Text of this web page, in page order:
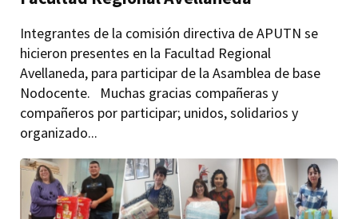
Integrantes de la comisión directiva de APUTN se
hicieron presentes en la Facultad Regional
Avellaneda, para participar de la Asamblea de base
Nodocente. Muchas gracias compañeras y
compañeros por participar; unidos, solidarios y
organizado...